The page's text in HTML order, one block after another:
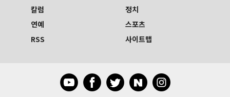
칼럼
정치
연예
스포츠
RSS
사이트맵